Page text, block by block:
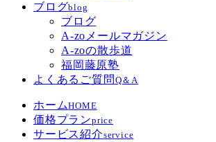
ブログblog
ブログ
A-zoメールマガジン
A-zoの散歩道
福岡藤原塾
よくあるご質問 Q＆A
ホームHOME
価格プランprice
サービス紹介service